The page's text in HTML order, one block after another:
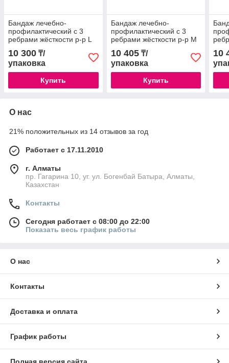
Бандаж лечебно-
профилактический с 3
ребрами жёсткости р-р L
10 300 ₸/
упаковка
Купить
Бандаж лечебно-
профилактический с 3
ребрами жёсткости р-р M
10 405₸/
упаковка
Купить
10
О нас
21% положительных из 14 отзывов за год
Работает с 17.11.2010
г. Алматы
пр. Гагарина 10, уг. ул. Богенбай Батыра, Алматы,
Казахстан
Контакты
Сегодня работает с 08:00 до 22:00
Показать весь график работы
О нас
Контакты
Доставка и оплата
График работы
Полная версия сайта